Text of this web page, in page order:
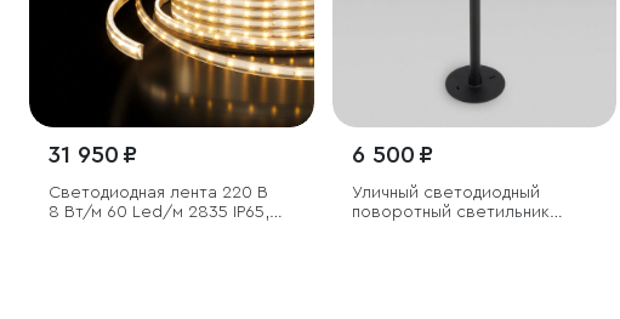
31 950 ₽
Светодиодная лента 220 В
8 Вт/м 60 Led/м 2835 IP65,
6 500 ₽
Уличный светодиодный
поворотный светильник